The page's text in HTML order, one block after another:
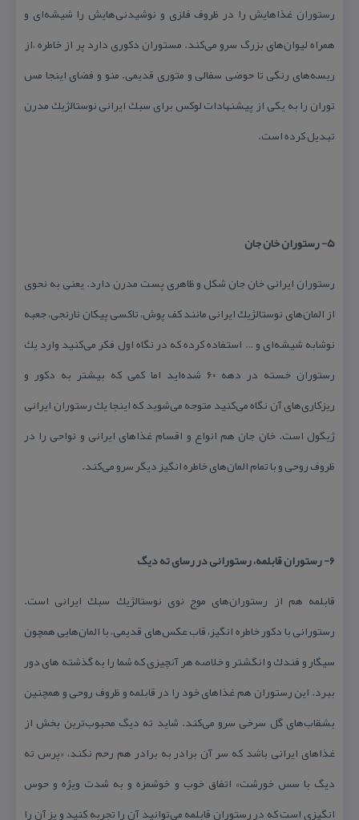
رستوران غذاهایش را در ظروف فلزی و نوشیدنی‌هایش را شیشه‌ای و
همراه لیوان‌های بزرگ سرو می‌كند. مستوران دكوری دارد پر از خاطره ،از
ریسه‌های رنگی تا حوضی سفالی و متوری قدیمی. منو و فضای اینجا مس
توران را به یكی از پیشنهادات لوكس برای سبك ایرانی نوستالژیك مدرن
تبدیل كرده است.
۵- رستوران خان جان
رستوران ایرانی خان جان شكل و ظاهری پست مدرن دارد. یعنی به نحوی
از المان‌های نوستالژیك ایرانی مانند كف پوش، تاكسی پیكان نارنجی، جعبه
نوشابه شیشه‌ای و … استفاده كرده كه در نگاه اول فكر می‌كنید وارد یك
رستوران خسته در دهه ۶۰ شده‌اید اما كمی كه بیشتر به دكور و
ریزكاری‌های آن نگاه می‌كنید متوجه می‌شوید كه اینجا یك رستوران ایرانی
ژیگول است. خان جان هم انواع و اقسام غذاهای ایرانی و نواحی را در
ظروف روحی و با تمام المان‌های خاطره انگیز دیگر سرو می‌كند.
۶- رستوران قابلمه، رستورانی در رسای ته دیگ
قابلمه هم از رستوران‌های موج نوی نوستالژیك سبك ایرانی است.
رستورانی با دكور خاطره انگیز، قاب عكس‌های قدیمی، با المان‌هایی همچون
سیگار و فندك و انگشتر و خلاصه هر آنچیزی كه شما را به گذشته های دور
ببرد. این رستوران هم غذاهای خود را در قابلمه و ظروف روحی و همچنین
بشقاب‌های گل سرخی سرو می‌كند. شاید ته دیگ محبوب‌ترین بخش از
غذاهای ایرانی باشد كه سر آن برادر به برادر هم رحم نكند، «پرس ته
دیگ با سس خورشت» اتفاق خوب و خوشمزه و به شدت ویژه و حوس
انگیزی است كه در رستوران قابلمه می‌توانید آن را تجربه كنید و پز آن را